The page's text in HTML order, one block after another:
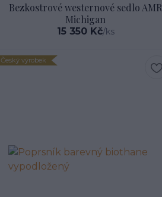
Bezkostrové westernové sedlo AMR
Michigan
15 350 Kč/ks
Český výrobek